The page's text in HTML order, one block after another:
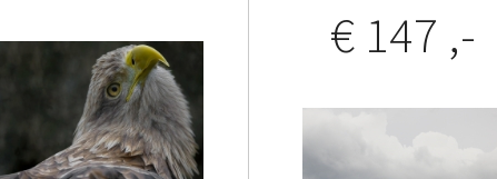
€ 147 ,-